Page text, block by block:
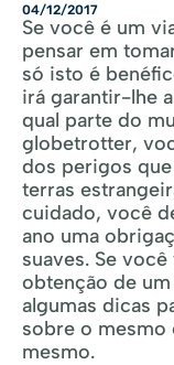
04/12/2017
Se você é um
pensar em
só isto é
irá garantir-lhe
qual parte do
globetrotter,
dos perigos
terras
cuidado, você
ano uma
suaves. Se
obtenção de
algumas dicas
sobre o mesmo
mesmo.